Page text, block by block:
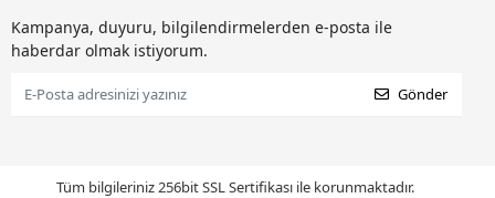
Kampanya, duyuru, bilgilendirmelerden e-posta ile
haberdar olmak istiyorum.
Gönder
Tüm bilgileriniz 256bit SSL Sertifikası ile korunmaktadır.